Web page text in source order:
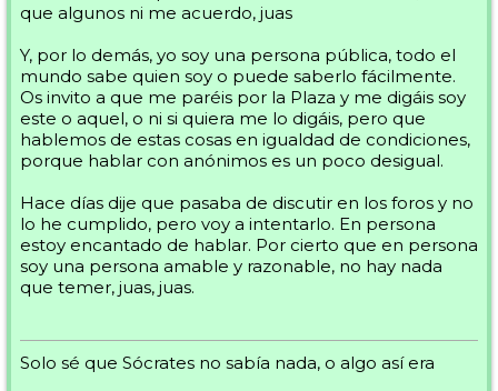
que algunos ni me acuerdo, juas
Y, por lo demás, yo soy una persona pública, todo el
mundo sabe quien soy o puede saberlo fácilmente.
Os invito a que me paréis por la Plaza y me digáis soy
este o aquel, o ni si quiera me lo digáis, pero que
hablemos de estas cosas en igualdad de condiciones,
porque hablar con anónimos es un poco desigual.
Hace días dije que pasaba de discutir en los foros y no
lo he cumplido, pero voy a intentarlo. En persona
estoy encantado de hablar. Por cierto que en persona
soy una persona amable y razonable, no hay nada
que temer, juas, juas.
Solo sé que Sócrates no sabía nada, o algo así era